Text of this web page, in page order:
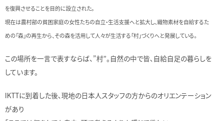
を復興させることを目的に設立された。
現在は農村部の貧困家庭の女性たちの自立・生活支援へと拡大し、織物素材を自給するた
めの「森」の再生から、その森を活用して人々が生活する「村」づくりへと発展している。
この場所を一言で表すならば、”村”。自然の中で皆、自給自足の暮らしを
しています。
IKTTに到着した後、現地の日本人スタッフの方からのオリエンテーション
があり